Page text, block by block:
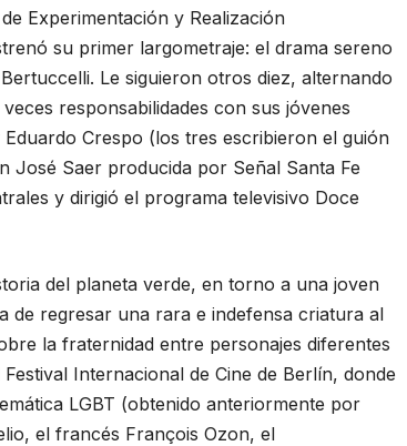
Experimentación y Realización
su primer largometraje: el drama sereno
Le siguieron otros diez, alternando
responsabilidades con sus jóvenes
Crespo (los tres escribieron el guión
José Saer producida por Señal Santa Fe
y dirigió el programa televisivo Doce
del planeta verde, en torno a una joven
de regresar una rara e indefensa criatura al
la fraternidad entre personajes diferentes
Internacional de Cine de Berlín, donde
LGBT (obtenido anteriormente por
el francés François Ozon, el